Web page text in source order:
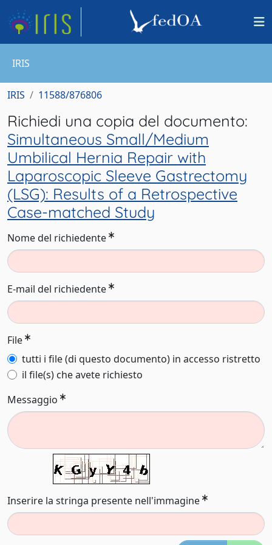
IRIS
IRIS 11588/876806
Richiedi una copia del documento:
Simultaneous Small/Medium
Umbilical Hernia Repair with
Laparoscopic Sleeve Gastrectomy
(LSG): Results of a Retrospective
Case-matched Study
Nome del richiedente
E-mail del richiedente
File
tutti i file (di questo documento) in accesso ristretto
il file(s) che avete richiesto
Messaggio
Inserire la stringa presente nell'immagine